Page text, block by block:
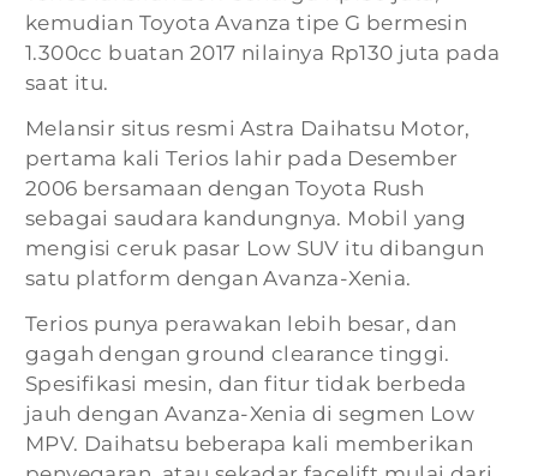
kemudian Toyota Avanza tipe G bermesin
1.300cc buatan 2017 nilainya Rp130 juta pada
saat itu.
Melansir situs resmi Astra Daihatsu Motor,
pertama kali Terios lahir pada Desember
2006 bersamaan dengan Toyota Rush
sebagai saudara kandungnya. Mobil yang
mengisi ceruk pasar Low SUV itu dibangun
satu platform dengan Avanza-Xenia.
Terios punya perawakan lebih besar, dan
gagah dengan ground clearance tinggi.
Spesifikasi mesin, dan fitur tidak berbeda
jauh dengan Avanza-Xenia di segmen Low
MPV. Daihatsu beberapa kali memberikan